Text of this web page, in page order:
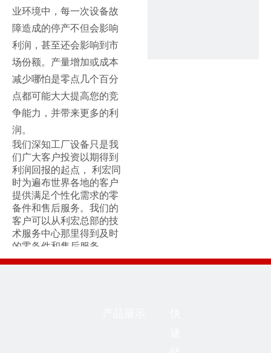
业环境中，每一次设备故
障造成的停产不但会影响
利润，甚至还会影响到市
场份额。产量增加或成本
减少哪怕是零点几个百分
点都可能大大提高您的竞
争能力，并带来更多的利
润。
我们深知工厂设备只是我
们广大客户投资以期得到
利润回报的起点， 利宏同
时为遍布世界各地的客户
提供满足个性化需求的零
备件和售后服务。我们的
客户可以从利宏总部的技
术服务中心那里得到及时
的零备件和售后服务。
售后服务 l 设备性能优化 l